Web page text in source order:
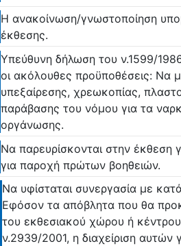
Η ανακοίνωση/γνωστοποίηση
έκθεσης.
Υπεύθυνη δήλωση του ν.1599/
οι ακόλουθες προϋποθέσεις: Να
υπεξαίρεσης, χρεωκοπίας,
παράβασης του νόμου για τα
οργάνωσης.
Να παρευρίσκονται στην έκθεση
για παροχή πρώτων βοηθειών.
Να υφίσταται συνεργασία με
Εφόσον τα απόβλητα που θα
του εκθεσιακού χώρου ή κέντρου
ν.2939/2001, η διαχείριση